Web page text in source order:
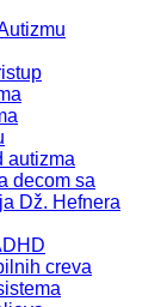
autizma
decom sa
Dž. Hefnera
creva